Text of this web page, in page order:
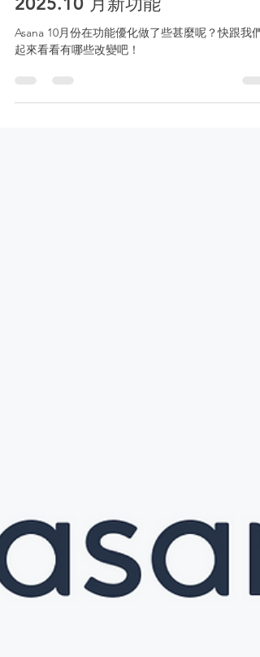
What's New in Asana l
2025.10 月新功能
起來看看有哪些改變吧！